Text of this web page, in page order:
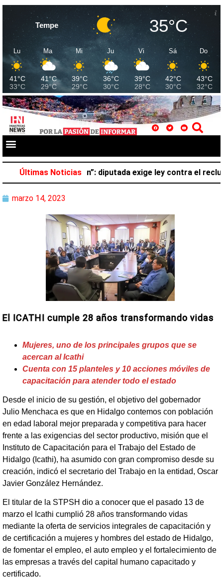
Tempe 35°C
Lu
41°C
33°C
Ma
41°C
29°C
Mi
39°C
29°C
Ju
36°C
30°C
Vi
39°C
28°C
Sá
42°C
30°C
Do
43°C
32°C
Últimas Noticias
pertenece al crimen”: diputada exige ley contra el
marzo 14, 2023
El ICATHI cumple 28 años transformando vidas
Mujeres, uno de los principales grupos que se
acercan al Icathi
Cuenta con 15 planteles y 10 acciones móviles de
capacitación para atender todo el estado
Desde el inicio de su gestión, el objetivo del gobernador
Julio Menchaca es que en Hidalgo contemos con población
en edad laboral mejor preparada y competitiva para hacer
frente a las exigencias del sector productivo, misión que el
Instituto de Capacitación para el Trabajo del Estado de
Hidalgo (Icathi), ha asumido con gran compromiso desde su
creación, indicó el secretario del Trabajo en la entidad, Oscar
Javier González Hernández.
El titular de la STPSH dio a conocer que el pasado 13 de
marzo el Icathi cumplió 28 años transformando vidas
mediante la oferta de servicios integrales de capacitación y
de certificación a mujeres y hombres del estado de Hidalgo,
de fomentar el empleo, el auto empleo y el fortalecimiento de
las empresas a través del capital humano capacitado y
certificado.